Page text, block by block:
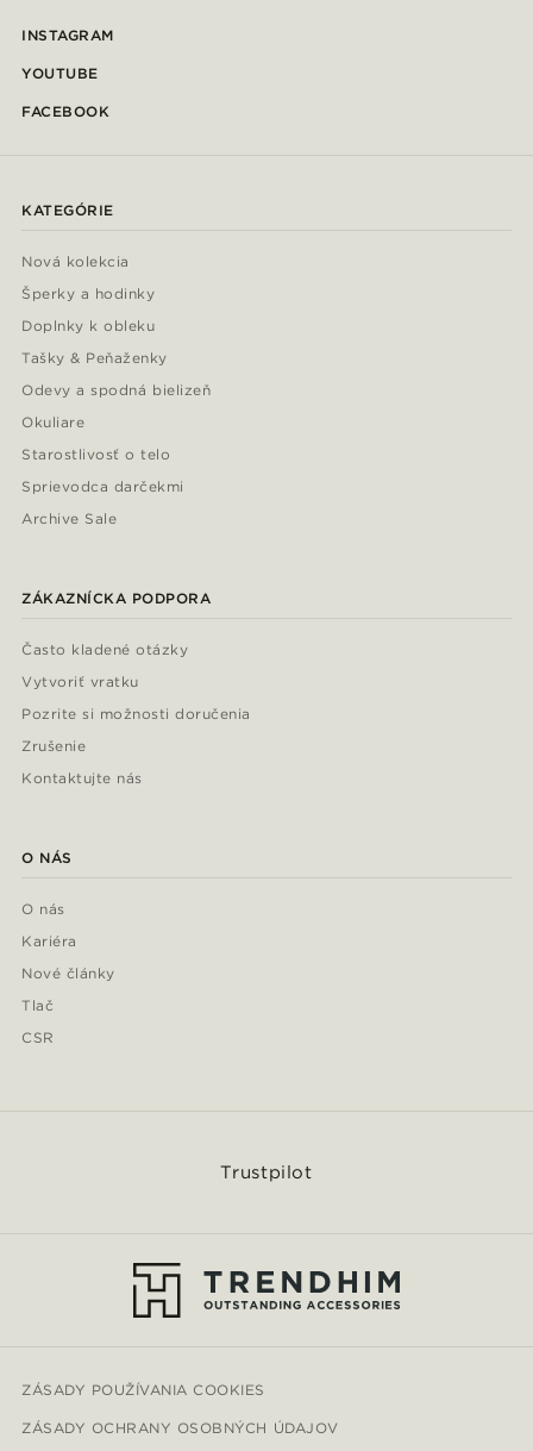
INSTAGRAM
YOUTUBE
FACEBOOK
KATEGÓRIE
Nová kolekcia
Šperky a hodinky
Doplnky k obleku
Tašky & Peňaženky
Odevy a spodná bielizeň
Okuliare
Starostlivosť o telo
Sprievodca darčekmi
Archive Sale
ZÁKAZNÍCKA PODPORA
Často kladené otázky
Vytvoriť vratku
Pozrite si možnosti doručenia
Zrušenie
Kontaktujte nás
O NÁS
O nás
Kariéra
Nové články
Tlač
CSR
Trustpilot
ZÁSADY POUŽÍVANIA COOKIES
ZÁSADY OCHRANY OSOBNÝCH ÚDAJOV